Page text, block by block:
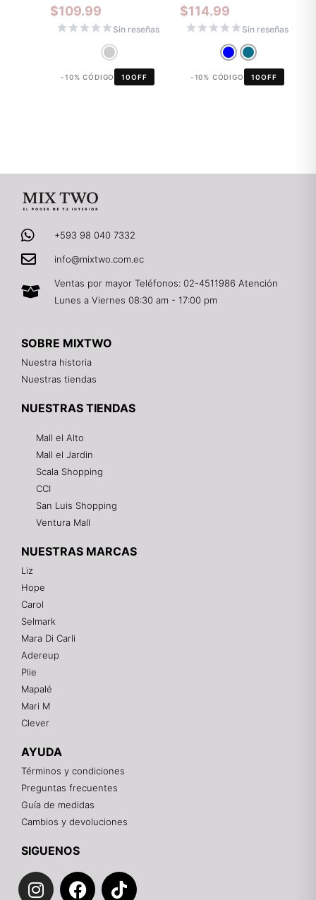
$109.99
Sin reseñas
-10% CÓDIGO 10OFF
$114.99
Sin reseñas
-10% CÓDIGO 10OFF
+593 98 040 7332
info@mixtwo.com.ec
Ventas por mayor Teléfonos: 02-4511986 Atención
Lunes a Viernes 08:30 am - 17:00 pm
SOBRE MIXTWO
Nuestra historia
Nuestras tiendas
NUESTRAS TIENDAS
Mall el Alto
Mall el Jardin
Scala Shopping
CCI
San Luis Shopping
Ventura Mall
NUESTRAS MARCAS
Liz
Hope
Carol
Selmark
Mara Di Carli
Adereup
Plie
Mapalé
Mari M
Clever
AYUDA
Términos y condiciones
Preguntas frecuentes
Guía de medidas
Cambios y devoluciones
SIGUENOS
I
F
T
¡Hola! 👋
Gracias por visitarnos. Te asesoramos
personalmente con tu compra: tallas, envíos y
pagos.
Recuerda: 10% de descuento en tu primera compra
Contáctanos por el canal que prefieras 💕
WhatsApp
Instagram
Teléfono